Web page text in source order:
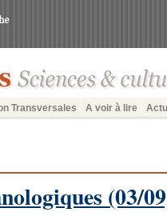
Transversales A voir à lire
(03/